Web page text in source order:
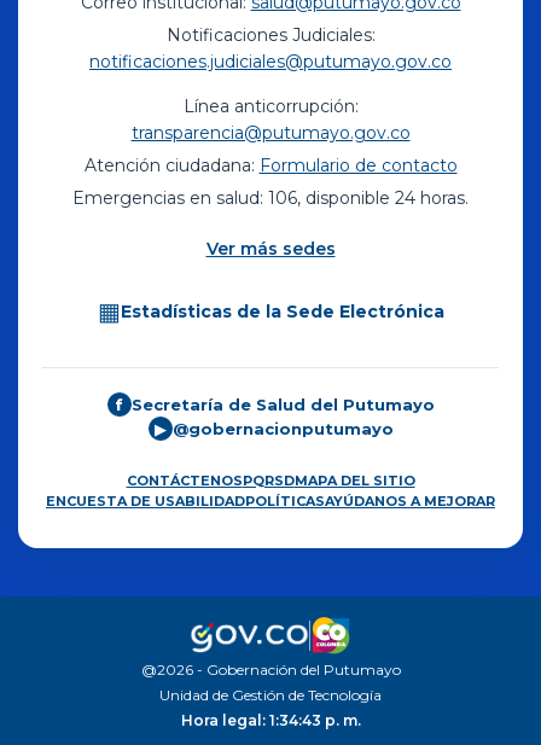
Notificaciones Judiciales:
notificaciones.judiciales@putumayo.gov.co
Línea anticorrupción:
transparencia@putumayo.gov.co
Atención ciudadana: Formulario de contacto
Emergencias en salud: 106, disponible 24 horas.
Ver más sedes
▦Estadísticas de la Sede Electrónica
f Secretaría de Salud del Putumayo
▶ @gobernacionputumayo
CONTÁCTENOSPQRSDMAPA DEL SITIO
ENCUESTA DE USABILIDADPOLÍTICASAYÚDANOS A MEJORAR
@2026 - Gobernación del Putumayo
Unidad de Gestión de Tecnología
Hora legal: 1:34:44 p. m.